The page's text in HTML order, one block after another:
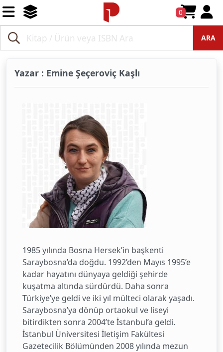
0
ARA
Yazar : Emine Şeçeroviç Kaşlı
1985 yılında Bosna Hersek’in başkenti
Saraybosna’da doğdu. 1992’den Mayıs 1995’e
kadar hayatını dünyaya geldiği şehirde
kuşatma altında sürdürdü. Daha sonra
Türkiye’ye geldi ve iki yıl mülteci olarak yaşadı.
Saraybosna’ya dönüp ortaokul ve liseyi
bitirdikten sonra 2004’te İstanbul’a geldi.
İstanbul Üniversitesi İletişim Fakültesi
Gazetecilik Bölümünden 2008 yılında mezun